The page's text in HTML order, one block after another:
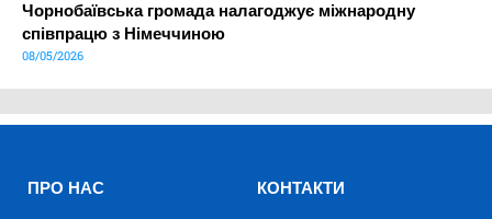
Чорнобаївська громада налагоджує міжнародну
співпрацю з Німеччиною
08/05/2026
ПРО НАС КОНТАКТИ